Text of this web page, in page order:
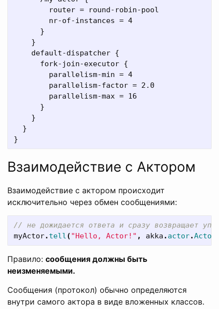
        router = round-robin-pool
        nr-of-instances = 4
      }
    }
    default-dispatcher {
      fork-join-executor {
        parallelism-min = 4
        parallelism-factor = 2.0
        parallelism-max = 16
      }
    }
  }
Взаимодействие с Актором
Взаимодействие с актором происходит
исключительно через обмен сообщениями:
// не дожидается ответа и сразу возвращает
myActor. tell( "Hello, Actor!" , akka . actor.Actor
Правило: сообщения должны быть
неизменяемыми.
Сообщения (протокол) обычно определяются
внутри самого актора в виде вложенных классов.